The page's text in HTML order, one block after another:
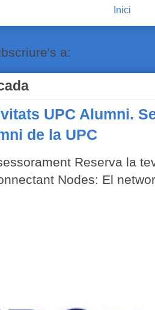
Inici
a:
UPC Alumni.
de la UPC
Reserva la
Nodes: El